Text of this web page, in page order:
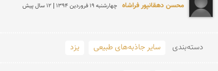
محسن دهقانپور فراشاه چهارشنبه 19 فروردين 1394 | 12 سال پیش
دسته‌بندی سایر جاذبه‌های طبیعی یزد